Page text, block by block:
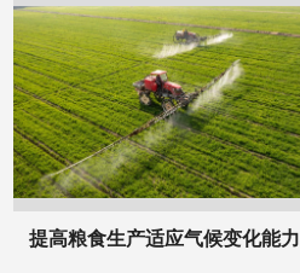
提高粮食生产适应气候变化能力